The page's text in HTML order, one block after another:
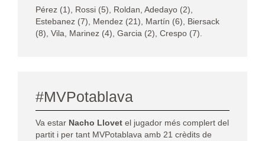
Pérez (1), Rossi (5), Roldan, Adedayo (2),
Estebanez (7), Mendez (21), Martín (6), Biersack
(8), Vila, Marinez (4), Garcia (2), Crespo (7).
#MVPotablava
Va estar Nacho Llovet el jugador més complert del
partit i per tant MVPotablava amb 21 crèdits de